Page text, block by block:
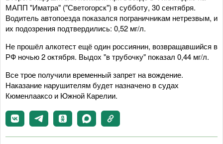
МАПП "Иматра" ("Светогорск") в субботу, 30 сентября.
Водитель автопоезда показался пограничникам нетрезвым, и
их подозрения подтвердились: 0,52 мг/л.
Не прошёл алкотест ещё один россиянин, возвращавшийся в
РФ ночью 2 октября. Выдох "в трубочку" показал 0,44 мг/л.
Все трое получили временный запрет на вождение.
Наказание нарушителям будет назначено в судах
Кюменлааксо и Южной Карелии.